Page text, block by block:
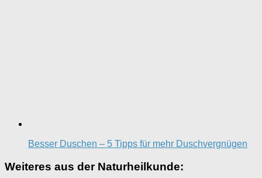
Besser Duschen – 5 Tipps für mehr Duschvergnügen
Weiteres aus der Naturheilkunde: